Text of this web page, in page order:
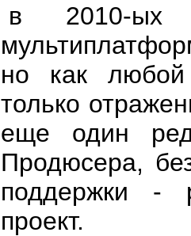
в 2010-ых
но как любой
только
еще один
Продюсера,
поддержки -
проект.